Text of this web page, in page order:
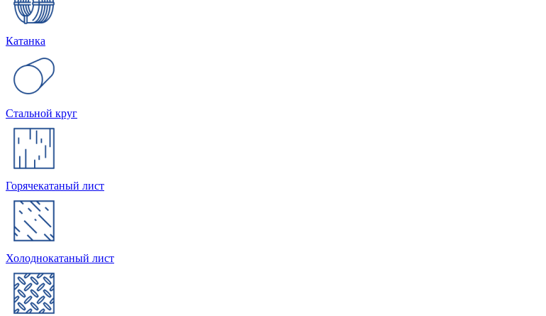
Катанка
Стальной круг
Горячекатаный лист
Холоднокатаный лист